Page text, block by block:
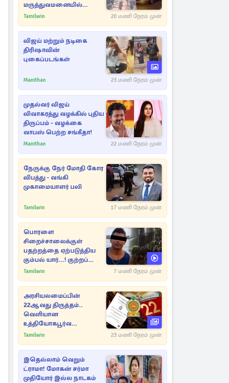
மருத்துவமனையில்
அனுமதி
Tamilwin 20 மணி நேரம் முன்
விஜய் மற்றும் நடிகை
திரிஷாவின்
புகைப்படங்கள்
Manithan 23 மணி நேரம் முன்
முதல்வர் விஜய்
விவாகரத்து வழக்கில் புதிய
திருப்பம் - வழக்கை
வாபஸ் பெற்ற சங்கீதா!
Manithan 22 மணி நேரம் முன்
நேருக்கு நேர் மோதி கோர
விபத்து - வங்கி
முகாமையாளர் பலி
Tamilwin 17 மணி நேரம் முன்
பொரளை
சிறைச்சாலைக்குள்
பதற்றத்தை ஏற்படுத்திய
கும்பல் யார்...! குற்றப்
பின்னணி தொடர்பில்
Tamilwin 7 மணி நேரம் முன்
அரசியலமைப்பின்
22ஆவது திருத்தம்..
வெளியான
உத்தியோகபூர்வ
அறிவிப்பு!
Tamilwin 23 மணி நேரம் முன்
இதெல்லாம் வெறும்
ட்ராமா! மோகன் சர்மா
முதியோர் இல்ல நாடகம்